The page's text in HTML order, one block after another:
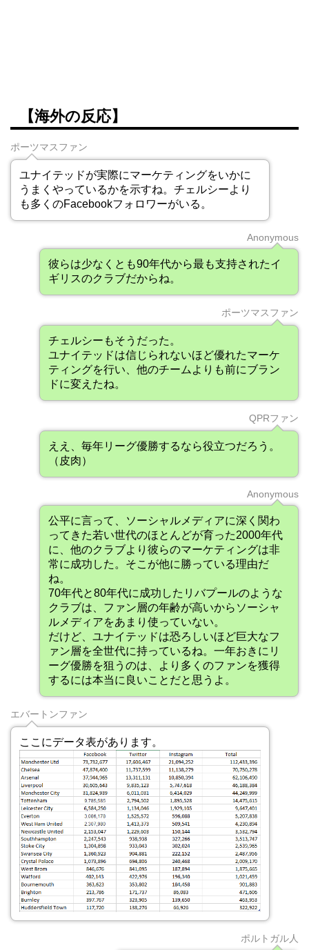
【海外の反応】
ポーツマスファン
ユナイテッドが実際にマーケティングをいかに
うまくやっているかを示すね。チェルシーより
も多くのFacebookフォロワーがいる。
Anonymous
彼らは少なくとも90年代から最も支持されたイ
ギリスのクラブだからね。
ポーツマスファン
チェルシーもそうだった。
ユナイテッドは信じられないほど優れたマーケ
ティングを行い、他のチームよりも前にブラン
ドに変えたね。
QPRファン
ええ、毎年リーグ優勝するなら役立つだろう。
（皮肉）
Anonymous
公平に言って、ソーシャルメディアに深く関わ
ってきた若い世代のほとんどが育った2000年代
に、他のクラブより彼らのマーケティングは非
常に成功した。そこが他に勝っている理由だ
ね。
70年代と80年代に成功したリバプールのような
クラブは、ファン層の年齢が高いからソーシャ
ルメディアをあまり使っていない。
だけど、ユナイテッドは恐ろしいほど巨大なフ
ァン層を全世代に持っているね。一年おきにリ
ーグ優勝を狙うのは、より多くのファンを獲得
するには本当に良いことだと思うよ。
エバートンファン
ここにデータ表があります。
ポルトガル人